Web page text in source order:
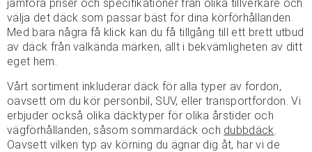
jämföra priser och specifikationer från olika tillverkare och
välja det däck som passar bäst för dina körförhållanden.
Med bara några få klick kan du få tillgång till ett brett utbud
av däck från välkända märken, allt i bekvämligheten av ditt
eget hem.
Vårt sortiment inkluderar däck för alla typer av fordon,
oavsett om du kör personbil, SUV, eller transportfordon. Vi
erbjuder också olika däcktyper för olika årstider och
vägförhållanden, såsom sommardäck och dubbdäck.
Oavsett vilken typ av körning du ägnar dig åt, har vi de